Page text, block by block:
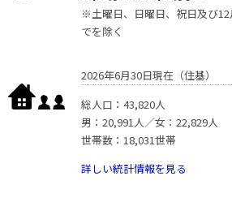
※土曜日、日曜日、祝日及び12
でを除く
2026年6月30日現在（住基）
総人口：43,820人
男：20,991人／女：22,829人
世帯数：18,031世帯
詳しい統計情報を見る